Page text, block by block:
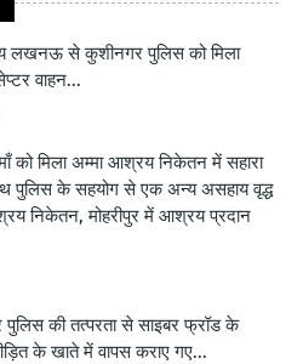
लखनऊ से कुशीनगर पुलिस को मिला
वाहन...
को मिला अम्मा आश्रय निकेतन में सहारा
पुलिस के सहयोग से एक अन्य असहाय वृद्ध
निकेतन, मोहरीपुर में आश्रय प्रदान
पुलिस की तत्परता से साइबर फ्रॉड के
के खाते में वापस कराए गए...